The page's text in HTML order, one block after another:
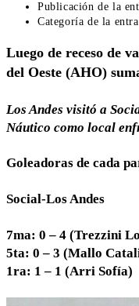
Publicación de la
Categoría de la
Luego de receso de
del Oeste (AHO)
Los Andes visitó a
Náutico como local
Goleadoras de cada
Social-Los Andes
7ma: 0 – 4 (Trezzini
5ta: 0 – 3 (Mallo
1ra: 1 – 1 (Arri Sofía)